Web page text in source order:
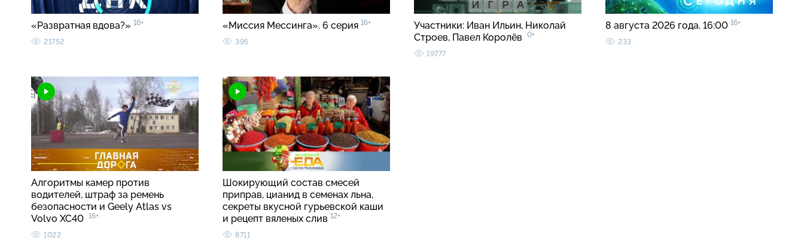
«Развратная вдова?» 16+
21752
«Миссия Мессинга». 6 серия 16+
395
Участники: Иван Ильин, Николай
Строев, Павел Королёв
0+
19777
8 августа 2026 года. 16:00 16+
233
Алгоритмы камер против
водителей, штраф за ремень
безопасности и Geely Atlas vs
Volvo XC40 16+
1022
Шокирующий состав смесей
приправ, цианид в семенах льна,
секреты вкусной гурьевской каши
и рецепт вяленых слив 12+
8711